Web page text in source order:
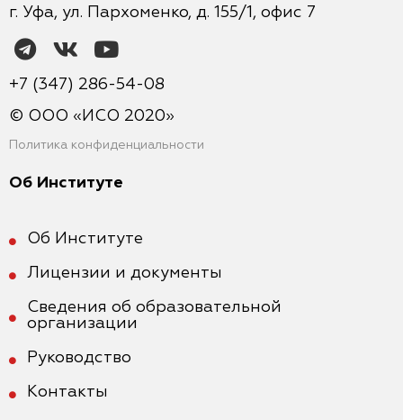
г. Уфа, ул. Пархоменко, д. 155/1, офис 7
+7 (347) 286-54-08
© ООО «ИСО 2020»
Политика конфиденциальности
Об Институте
Об Институте
Лицензии и документы
Сведения об образовательной
организации
Руководство
Контакты